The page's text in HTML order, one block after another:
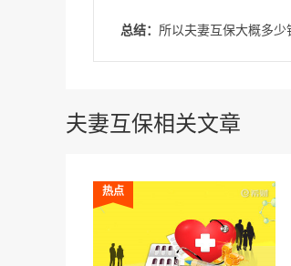
总结： 所以夫妻互保大概多少
夫妻互保相关文章
热点